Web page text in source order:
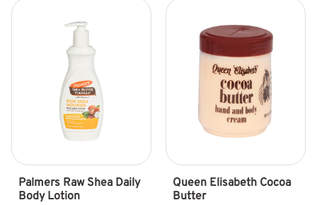
Palmers Raw Shea Daily
Body Lotion
Queen Elisabeth Cocoa
Butter